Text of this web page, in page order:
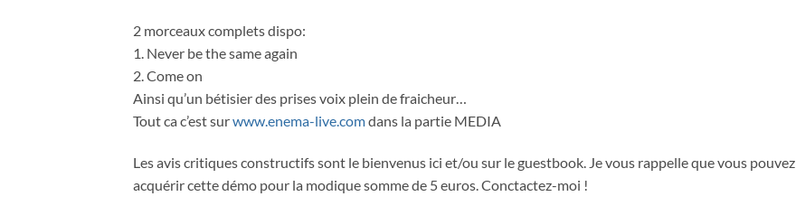
2 morceaux complets dispo:
1. Never be the same again
2. Come on
Ainsi qu’un bétisier des prises voix plein de fraicheur…
Tout ca c’est surwww.enema-live.comdans la partie MEDIA
Les avis critiques constructifs sont le bienvenus ici et/ou sur le guestbook. Je vous rappelle que vous pouvez
acquérir cette démo pour la modique somme de 5 euros. Conctactez-moi !